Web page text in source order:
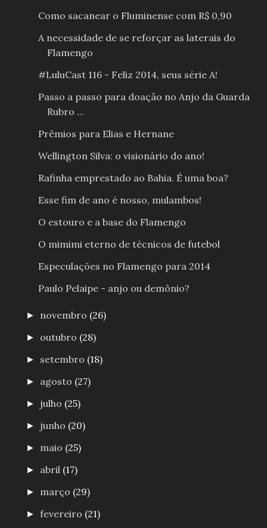
Como sacanear o Fluminense com R$ 0,90
A necessidade de se reforçar as laterais do
Flamengo
#LuluCast 116 - Feliz 2014, seus série A!
Passo a passo para doação no Anjo da Guarda
Rubro ...
Prêmios para Elias e Hernane
Wellington Silva: o visionário do ano!
Rafinha emprestado ao Bahia. É uma boa?
Esse fim de ano é nosso, mulambos!
O estouro e a base do Flamengo
O mimimi eterno de técnicos de futebol
Especulações no Flamengo para 2014
Paulo Pelaipe - anjo ou demônio?
► novembro (26)
► outubro (28)
► setembro (18)
► agosto (27)
► julho (25)
► junho (20)
► maio (25)
► abril (17)
► março (29)
►fevereiro (21)